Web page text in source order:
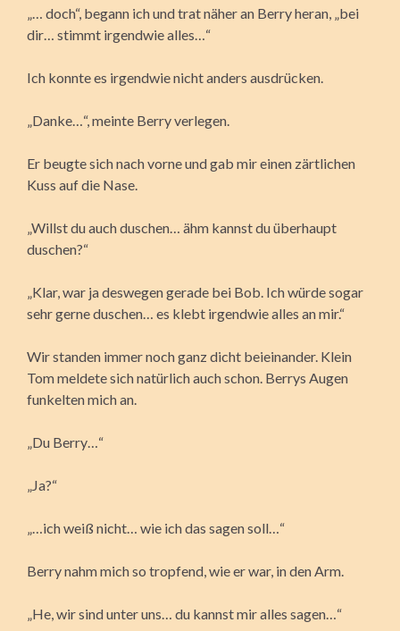
„… doch“, begann ich und trat näher an Berry heran, „bei
dir… stimmt irgendwie alles…“
Ich konnte es irgendwie nicht anders ausdrücken.
„Danke…“, meinte Berry verlegen.
Er beugte sich nach vorne und gab mir einen zärtlichen
Kuss auf die Nase.
„Willst du auch duschen… ähm kannst du überhaupt
duschen?“
„Klar, war ja deswegen gerade bei Bob. Ich würde sogar
sehr gerne duschen… es klebt irgendwie alles an mir.“
Wir standen immer noch ganz dicht beieinander. Klein
Tom meldete sich natürlich auch schon. Berrys Augen
funkelten mich an.
„Du Berry…“
„Ja?“
„…ich weiß nicht… wie ich das sagen soll…“
Berry nahm mich so tropfend, wie er war, in den Arm.
„He, wir sind unter uns… du kannst mir alles sagen…“